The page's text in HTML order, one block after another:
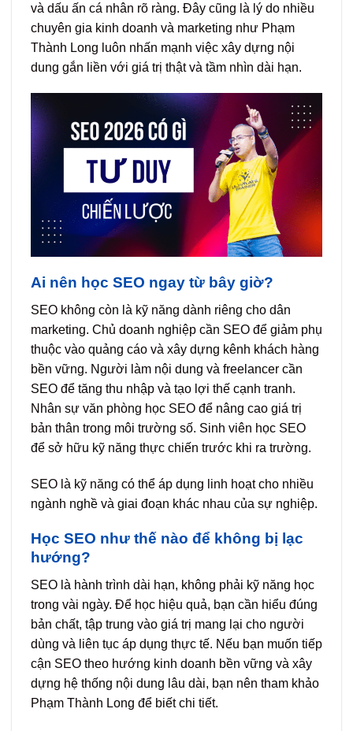
và dấu ấn cá nhân rõ ràng. Đây cũng là lý do nhiều
chuyên gia kinh doanh và marketing như Phạm
Thành Long luôn nhấn mạnh việc xây dựng nội
dung gắn liền với giá trị thật và tầm nhìn dài hạn.
Ai nên học SEO ngay từ bây giờ?
SEO không còn là kỹ năng dành riêng cho dân
marketing. Chủ doanh nghiệp cần SEO để giảm phụ
thuộc vào quảng cáo và xây dựng kênh khách hàng
bền vững. Người làm nội dung và freelancer cần
SEO để tăng thu nhập và tạo lợi thế cạnh tranh.
Nhân sự văn phòng học SEO để nâng cao giá trị
bản thân trong môi trường số. Sinh viên học SEO
để sở hữu kỹ năng thực chiến trước khi ra trường.
SEO là kỹ năng có thể áp dụng linh hoạt cho nhiều
ngành nghề và giai đoạn khác nhau của sự nghiệp.
Học SEO như thế nào để không bị lạc
hướng?
SEO là hành trình dài hạn, không phải kỹ năng học
trong vài ngày. Để học hiệu quả, bạn cần hiểu đúng
bản chất, tập trung vào giá trị mang lại cho người
dùng và liên tục áp dụng thực tế. Nếu bạn muốn tiếp
cận SEO theo hướng kinh doanh bền vững và xây
dựng hệ thống nội dung lâu dài, bạn nên tham khảo
Phạm Thành Long để biết chi tiết.